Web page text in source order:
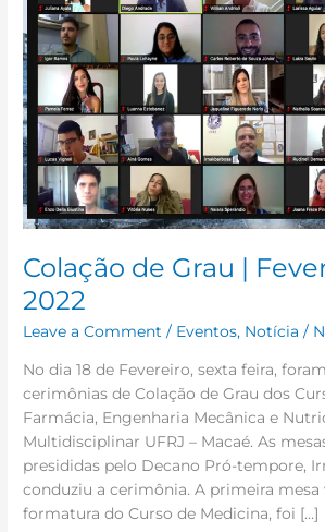
Colação de Grau |
2022
Leave a Comment / Eventos, Notícia /
No dia 18 de Fevereiro, sexta feira,
cerimônias de Colação de Grau dos
Farmácia, Engenharia Mecânica e
Multidisciplinar UFRJ – Macaé. As
presididas pelo Decano Pró-tempore,
conduziu a cerimônia. A primeira mesa
formatura do Curso de Medicina, foi […]